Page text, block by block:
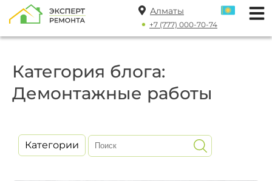
Алматы
+7 (777) 000-70-74
Категория блога:
Демонтажные работы
Категории